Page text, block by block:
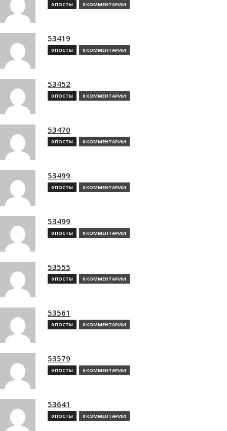
0 ПОСТЫ 0 КОММЕНТАРИИ
53419
0 ПОСТЫ 0 КОММЕНТАРИИ
53452
0 ПОСТЫ 0 КОММЕНТАРИИ
53470
0 ПОСТЫ 0 КОММЕНТАРИИ
53499
0 ПОСТЫ 0 КОММЕНТАРИИ
53499
0 ПОСТЫ 0 КОММЕНТАРИИ
53555
0 ПОСТЫ 0 КОММЕНТАРИИ
53561
0 ПОСТЫ 0 КОММЕНТАРИИ
53579
0 ПОСТЫ 0 КОММЕНТАРИИ
53641
0 ПОСТЫ 0 КОММЕНТАРИИ